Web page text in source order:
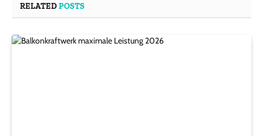
RELATEDPOSTS